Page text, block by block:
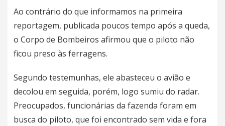
Ao contrário do que informamos na primeira
reportagem, publicada poucos tempo após a queda,
o Corpo de Bombeiros afirmou que o piloto não
ficou preso às ferragens.
Segundo testemunhas, ele abasteceu o avião e
decolou em seguida, porém, logo sumiu do radar.
Preocupados, funcionárias da fazenda foram em
busca do piloto, que foi encontrado sem vida e fora